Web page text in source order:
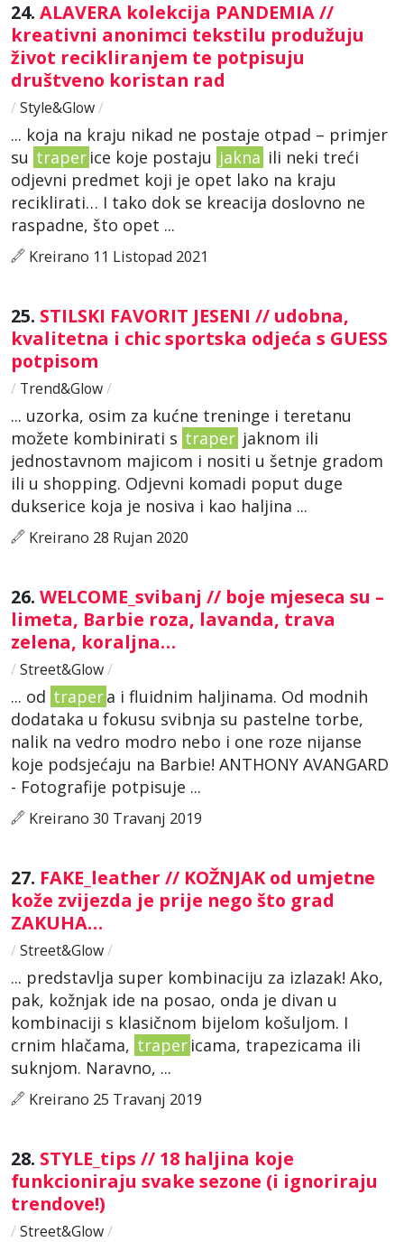
24. ALAVERA kolekcija PANDEMIA //
kreativni anonimci tekstilu produžuju
život recikliranjem te potpisuju
društveno koristan rad
/ Style&Glow/
... koja na kraju nikad ne postaje otpad – primjer
su traper ice koje postaju jakna ili neki treći
odjevni predmet koji je opet lako na kraju
reciklirati… I tako dok se kreacija doslovno ne
raspadne, što opet ...
Kreirano 11 Listopad 2021
25. STILSKI FAVORIT JESENI // udobna,
kvalitetna i chic sportska odjeća s GUESS
potpisom
/ Trend&Glow/
... uzorka, osim za kućne treninge i teretanu
možete kombinirati s traper jaknom ili
jednostavnom majicom i nositi u šetnje gradom
ili u shopping. Odjevni komadi poput duge
dukserice koja je nosiva i kao haljina ...
Kreirano 28 Rujan 2020
26. WELCOME_svibanj // boje mjeseca su –
limeta, Barbie roza, lavanda, trava
zelena, koraljna…
/ Street&Glow/
... od trapera i fluidnim haljinama. Od modnih
dodataka u fokusu svibnja su pastelne torbe,
nalik na vedro modro nebo i one roze nijanse
koje podsjećaju na Barbie! ANTHONY AVANGARD
- Fotografije potpisuje ...
Kreirano 30 Travanj 2019
27. FAKE_leather // KOŽNJAK od umjetne
kože zvijezda je prije nego što grad
ZAKUHA…
/ Street&Glow/
... predstavlja super kombinaciju za izlazak! Ako,
pak, kožnjak ide na posao, onda je divan u
kombinaciji s klasičnom bijelom košuljom. I
crnim hlačama, traper icama, trapezicama ili
suknjom. Naravno, ...
Kreirano 25 Travanj 2019
28. STYLE_tips // 18 haljina koje
funkcioniraju svake sezone (i ignoriraju
trendove!)
/ Street&Glow/